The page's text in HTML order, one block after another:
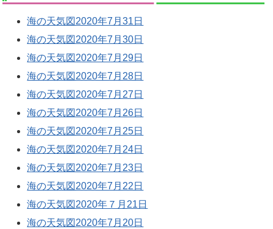
海の天気図2020年7月31日
海の天気図2020年7月30日
海の天気図2020年7月29日
海の天気図2020年7月28日
海の天気図2020年7月27日
海の天気図2020年7月26日
海の天気図2020年7月25日
海の天気図2020年7月24日
海の天気図2020年7月23日
海の天気図2020年7月22日
海の天気図2020年７月21日
海の天気図2020年7月20日